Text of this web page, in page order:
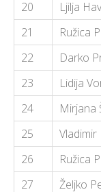
20 Ljilja
21
Ružica
22
Darko
23
Lidija
24
Mirjana
25
Vladimir
26
Ružica
27
Željko